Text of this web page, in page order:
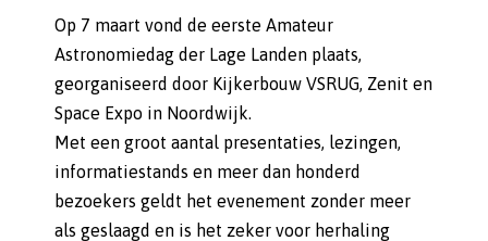
Op 7 maart vond de eerste Amateur
Astronomiedag der Lage Landen plaats,
georganiseerd door Kijkerbouw VSRUG, Zenit en
Space Expo in Noordwijk.
Met een groot aantal presentaties, lezingen,
informatiestands en meer dan honderd
bezoekers geldt het evenement zonder meer
als geslaagd en is het zeker voor herhaling